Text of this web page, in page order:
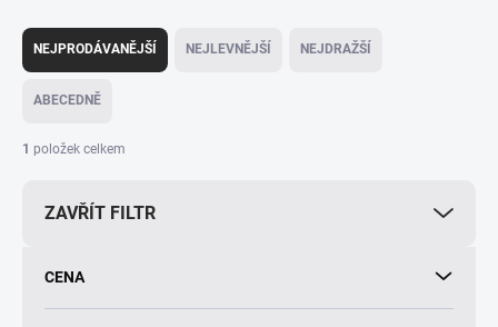
Ř
z
í
NEJPRODÁVANĚJŠÍ NEJLEVNĚJŠÍ NEJDRAŽŠÍ
ABECEDNĚ
1 položek celkem
ZAVŘÍT FILTR
CENA